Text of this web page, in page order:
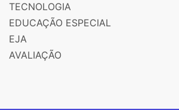
TECNOLOGIA
EDUCAÇÃO ESPECIAL
EJA
AVALIAÇÃO